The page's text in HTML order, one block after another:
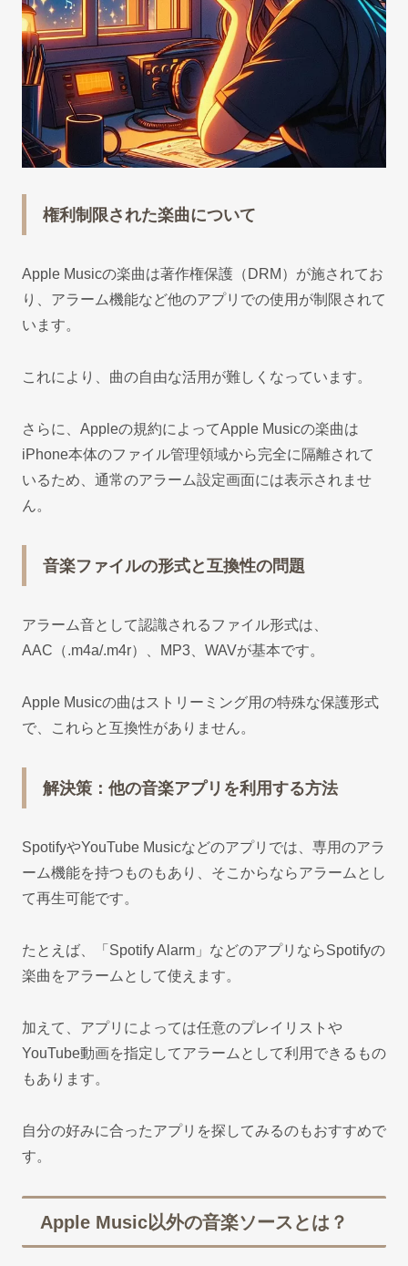
権利制限された楽曲について
Apple Musicの楽曲は著作権保護（DRM）が施されてお
り、アラーム機能など他のアプリでの使用が制限されて
います。
これにより、曲の自由な活用が難しくなっています。
さらに、Appleの規約によってApple Musicの楽曲は
iPhone本体のファイル管理領域から完全に隔離されて
いるため、通常のアラーム設定画面には表示されませ
ん。
音楽ファイルの形式と互換性の問題
アラーム音として認識されるファイル形式は、
AAC（.m4a/.m4r）、MP3、WAVが基本です。
Apple Musicの曲はストリーミング用の特殊な保護形式
で、これらと互換性がありません。
解決策：他の音楽アプリを利用する方法
SpotifyやYouTube Musicなどのアプリでは、専用のアラ
ーム機能を持つものもあり、そこからならアラームとし
て再生可能です。
たとえば、「Spotify Alarm」などのアプリならSpotifyの
楽曲をアラームとして使えます。
加えて、アプリによっては任意のプレイリストや
YouTube動画を指定してアラームとして利用できるもの
もあります。
自分の好みに合ったアプリを探してみるのもおすすめで
す。
Apple Music以外の音楽ソースとは？